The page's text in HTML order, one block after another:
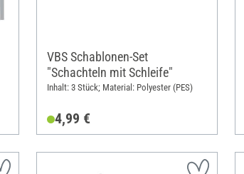
VBS Schablonen-Set
"Schachteln mit Schleife"
Inhalt: 3 Stück; Material: Polyester (PES)
4,99 €